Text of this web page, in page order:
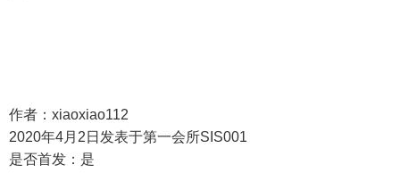
作者：xiaoxiao112
2020年4月2日发表于第一会所SIS001
是否首发：是